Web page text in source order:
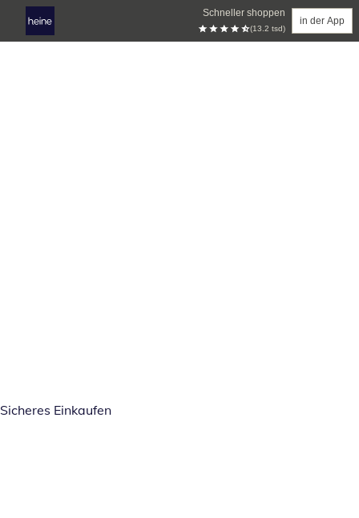
Schneller shoppen
(13.2 tsd)
in der App
Sicheres Einkaufen